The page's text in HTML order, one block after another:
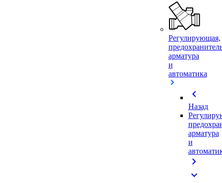
Регулирующая,
арматура
и
автоматика
chevron_left
Назад
арматура
и
chevron_right
expand_more